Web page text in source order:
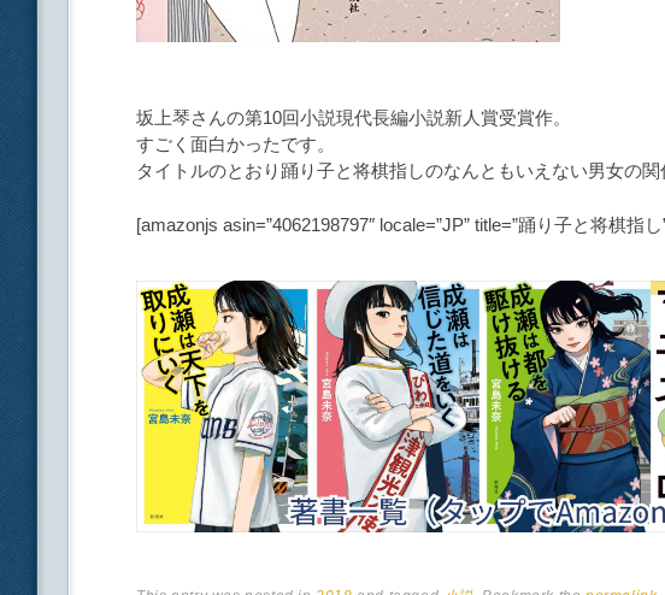
坂上琴さんの第10回小説現代長編小説新人賞受賞作。
すごく面白かったです。
タイトルのとおり踊り子と将棋指しのなんともいえない男女の関
[amazonjs asin=”4062198797″ locale=”JP” title=”踊り子と将棋指し